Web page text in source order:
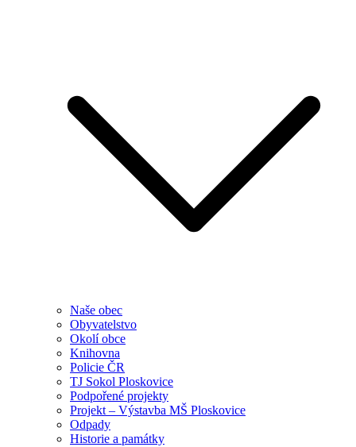
Naše obec
Obyvatelstvo
Okolí obce
Knihovna
Policie ČR
TJ Sokol Ploskovice
Podpořené projekty
Projekt – Výstavba MŠ Ploskovice
Odpady
Historie a památky